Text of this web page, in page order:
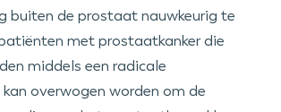
buiten de prostaat nauwkeurig te
met prostaatkanker die
middels een radicale
overwogen worden om de